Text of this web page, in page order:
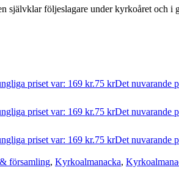
självklar följeslagare under kyrkoåret och
priset var: 169 kr.75 krDet nuvarande
priset var: 169 kr.75 krDet nuvarande
priset var: 169 kr.75 krDet nuvarande
församling, Kyrkoalmanacka,